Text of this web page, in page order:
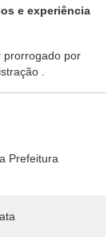
e experiência
prorrogado por
.
Prefeitura